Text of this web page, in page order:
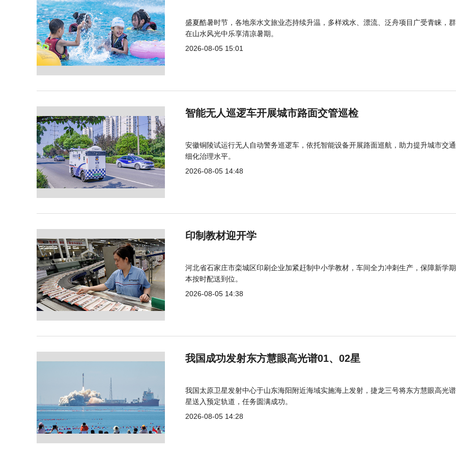
盛夏酷暑时节，各地亲水文旅业态持续升温，多样戏水、漂流、泛舟项目广受青睐，
在山水风光中乐享清凉暑期。
2026-08-05 15:01
智能无人巡逻车开展城市路面交管巡检
安徽铜陵试运行无人自动警务巡逻车，依托智能设备开展路面巡航，助力提升城市交
细化治理水平。
2026-08-05 14:48
印制教材迎开学
河北省石家庄市栾城区印刷企业加紧赶制中小学教材，车间全力冲刺生产，保障新学
本按时配送到位。
2026-08-05 14:38
我国成功发射东方慧眼高光谱01、02星
我国太原卫星发射中心于山东海阳附近海域实施海上发射，捷龙三号将东方慧眼高光
星送入预定轨道，任务圆满成功。
2026-08-05 14:28